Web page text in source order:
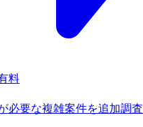
料
必要な複雑案件を追加調査